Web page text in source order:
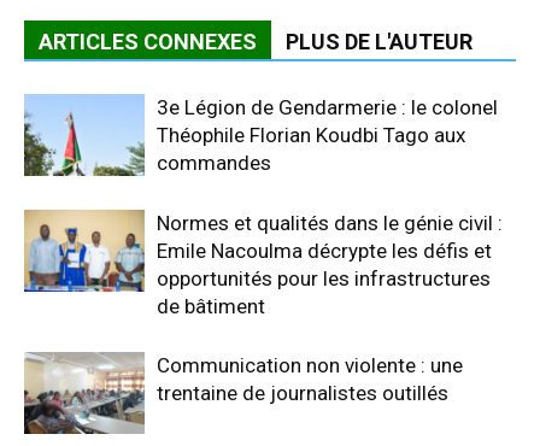
ARTICLES CONNEXES PLUS DE L'AUTEUR
3e Légion de Gendarmerie : le colonel
Théophile Florian Koudbi Tago aux
commandes
Normes et qualités dans le génie civil :
Emile Nacoulma décrypte les défis et
opportunités pour les infrastructures
de bâtiment
Communication non violente : une
trentaine de journalistes outillés